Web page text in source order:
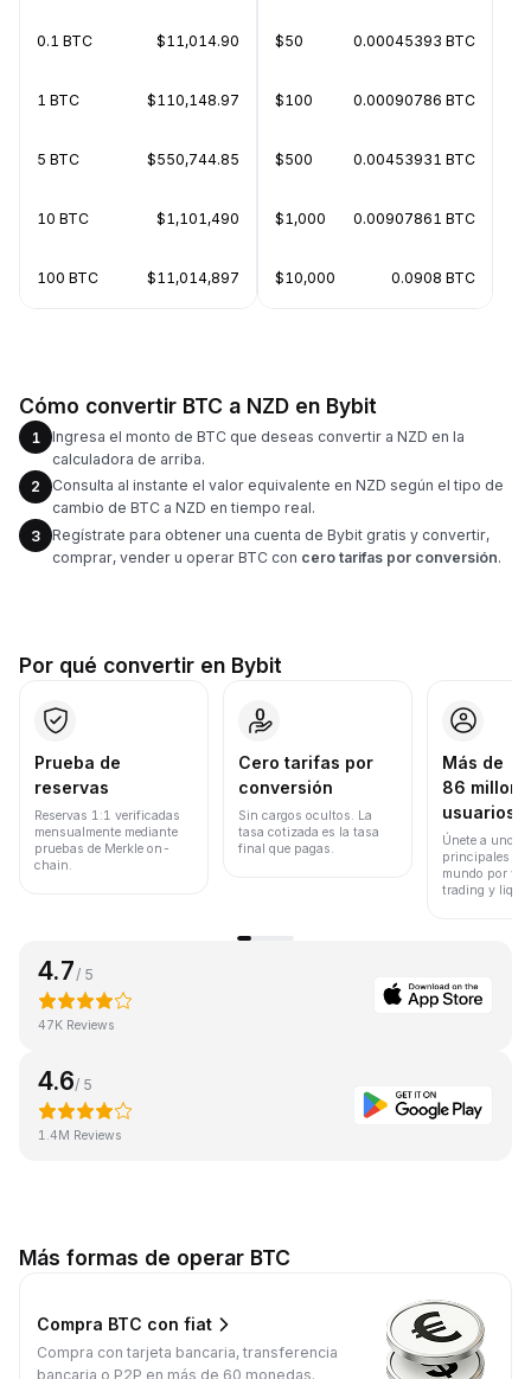
0.1 BTC $11,014.90
1 BTC $110,148.97
5 BTC $550,744.85
10 BTC $1,101,490
100 BTC $11,014,897
$50 0.00045393 BTC
$100 0.00090786 BTC
$500 0.00453931 BTC
$1,000 0.00907861 BTC
$10,000 0.0908 BTC
Cómo convertir BTC a NZD en Bybit
1
Ingresa el monto de BTC que deseas convertir a NZD en la
calculadora de arriba.
2
Consulta al instante el valor equivalente en NZD según el tipo de
cambio de BTC a NZD en tiempo real.
3
Regístrate para obtener una cuenta de Bybit gratis y convertir,
comprar, vender u operar BTC con cero tarifas por conversión.
Por qué convertir en Bybit
Prueba de
reservas
Reservas 1:1 verificadas
mensualmente mediante
pruebas de Merkle on-
chain.
Cero tarifas por
conversión
Sin cargos ocultos. La
tasa cotizada es la tasa
final que pagas.
Más de
86
usuarios
Únete a uno
principales
mundo por
trading y
4.7 / 5
47K Reviews
4.6/ 5
1.4M Reviews
Más formas de operar BTC
Compra BTC con fiat
Compra con tarjeta bancaria, transferencia
bancaria o P2P en más de 60 monedas.